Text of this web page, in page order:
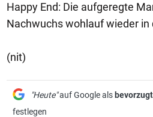
Happy End: Die aufgeregte
Nachwuchs wohlauf wieder in
(nit)
"Heute"auf Google als
festlegen